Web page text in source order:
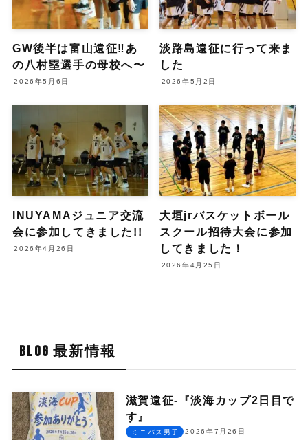
GW後半は富山遠征‼️あ
の八村塁選手の母校へ〜
2026年5月6日
淡路島遠征に行って来ま
した
2026年5月2日
INUYAMAジュニア交流
会に参加してきました!!
2026年4月26日
大垣jrバスケットボール
スクール招待大会に参加
してきました！
2026年4月25日
BLOG 最新情報
滋賀遠征-『淡海カップ2日目で
す』
2026年7月26日
ミニバス男子